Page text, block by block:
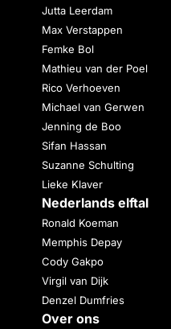
Jutta Leerdam
Max Verstappen
Femke Bol
Mathieu van der Poel
Rico Verhoeven
Michael van Gerwen
Jenning de Boo
Sifan Hassan
Suzanne Schulting
Lieke Klaver
Nederlands elftal
Ronald Koeman
Memphis Depay
Cody Gakpo
Virgil van Dijk
Denzel Dumfries
Over ons